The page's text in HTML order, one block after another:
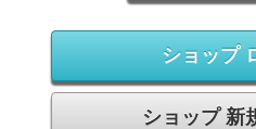
ショップ
ショップ 新